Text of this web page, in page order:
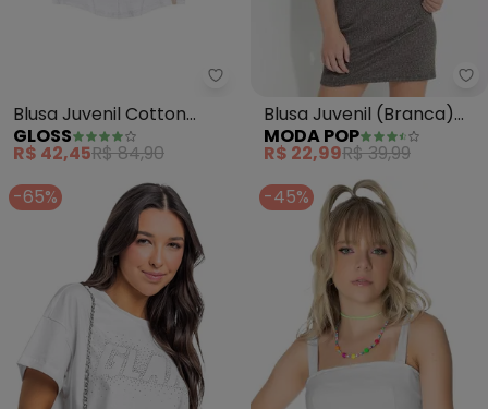
Gloss - Blusa Juvenil Cotton
Blusa Juvenil Cotton
(Branco)
GLOSS
R$ 42,45R$ 84,90
Blusa Juvenil (Branca)
Raglan
MODA POP
R$ 22,99R$ 39,99
-65%
-45%